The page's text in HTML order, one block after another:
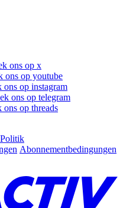
ons op x
ons op youtube
ons op instagram
ons op telegram
ons op threads
Abonnementbedingungen